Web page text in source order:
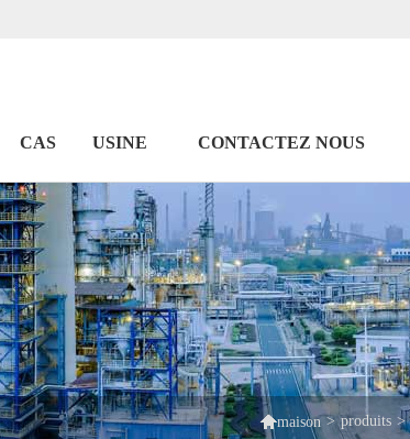
CAS USINE CONTACTEZ NOUS
maison > produits >